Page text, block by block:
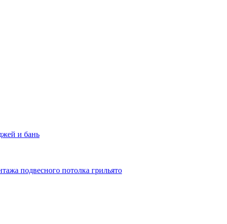
и бань
подвесного потолка грильято